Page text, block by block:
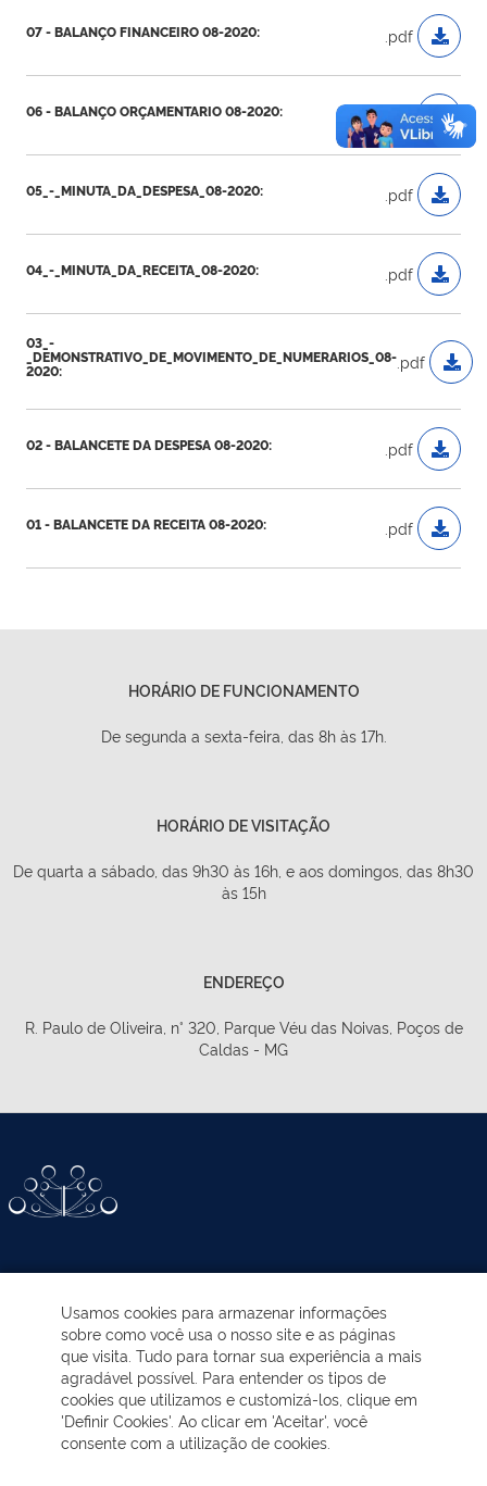
07 - BALANÇO FINANCEIRO 08-2020: .pdf
06 - BALANÇO ORÇAMENTARIO 08-2020: .pdf
05_-_MINUTA_DA_DESPESA_08-2020: .pdf
04_-_MINUTA_DA_RECEITA_08-2020: .pdf
03_-
_DEMONSTRATIVO_DE_MOVIMENTO_DE_NUMERARIOS_08-
2020:
.pdf
02 - BALANCETE DA DESPESA 08-2020: .pdf
01 - BALANCETE DA RECEITA 08-2020: .pdf
HORÁRIO DE FUNCIONAMENTO
De segunda a sexta-feira, das 8h às 17h.
HORÁRIO DE VISITAÇÃO
De quarta a sábado, das 9h30 às 16h, e aos domingos, das 8h30
às 15h
ENDEREÇO
R. Paulo de Oliveira, n° 320, Parque Véu das Noivas, Poços de
Caldas - MG
EDUCAÇÃO AMBIENTAL
NOTÍCIAS
Usamos cookies para armazenar informações
sobre como você usa o nosso site e as páginas
que visita. Tudo para tornar sua experiência a mais
agradável possível. Para entender os tipos de
cookies que utilizamos e customizá-los, clique em
'Definir Cookies'. Ao clicar em 'Aceitar', você
consente com a utilização de cookies.